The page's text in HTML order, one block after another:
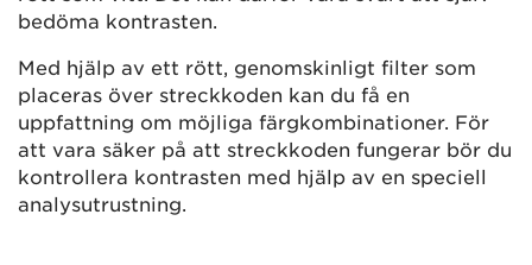
bedöma kontrasten.
Med hjälp av ett rött, genomskinligt filter som
placeras över streckkoden kan du få en
uppfattning om möjliga färgkombinationer. För
att vara säker på att streckkoden fungerar bör du
kontrollera kontrasten med hjälp av en speciell
analysutrustning.